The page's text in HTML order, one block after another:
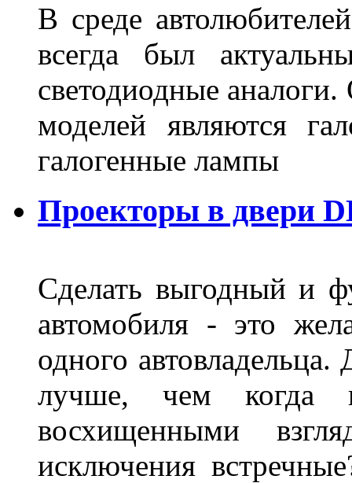
В среде
всегда был
светодиодные
моделей являются
галогенные лампы
Проекторы в двери
Сделать выгодный и
автомобиля - это
одного
лучше, чем когда
восхищенными
исключения